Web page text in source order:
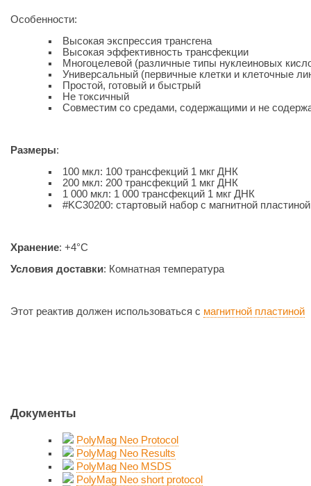
Особенности:
Высокая экспрессия трансгена
Высокая эффективность трансфекции
Многоцелевой (различные типы нуклеиновых
Универсальный (первичные клетки и клеточные
Простой, готовый и быстрый
Не токсичный
Совместим со средами, содержащими и не
Размеры:
100 мкл: 100 трансфекций 1 мкг ДНК
200 мкл: 200 трансфекций 1 мкг ДНК
1 000 мкл: 1 000 трансфекций 1 мкг ДНК
#KC30200: стартовый набор с магнитной
Хранение: +4°C
Условия доставки: Комнатная температура
Этот реактив должен использоваться с магнитной пластиной
Документы
PolyMag Neo Protocol
PolyMag Neo Results
PolyMag Neo MSDS
PolyMag Neo short protocol